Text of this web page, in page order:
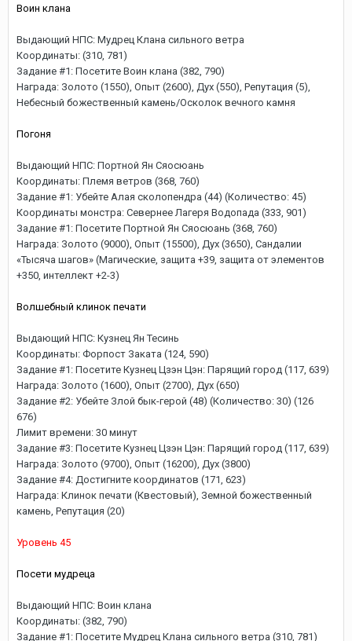
Воин клана
Выдающий НПС: Мудрец Клана сильного ветра
Координаты: (310, 781)
Задание #1: Посетите Воин клана (382, 790)
Награда: Золото (1550), Опыт (2600), Дух (550), Репутация (5),
Небесный божественный камень/Осколок вечного камня
Погоня
Выдающий НПС: Портной Ян Сяосюань
Координаты: Племя ветров (368, 760)
Задание #1: Убейте Алая сколопендра (44) (Количество: 45)
Координаты монстра: Севернее Лагеря Водопада (333, 901)
Задание #1: Посетите Портной Ян Сяосюань (368, 760)
Награда: Золото (9000), Опыт (15500), Дух (3650), Сандалии
«Тысяча шагов» (Магические, защита +39, защита от элементов
+350, интеллект +2-3)
Волшебный клинок печати
Выдающий НПС: Кузнец Ян Тесинь
Координаты: Форпост Заката (124, 590)
Задание #1: Посетите Кузнец Цзэн Цэн: Парящий город (117, 639)
Награда: Золото (1600), Опыт (2700), Дух (650)
Задание #2: Убейте Злой бык-герой (48) (Количество: 30) (126
676)
Лимит времени: 30 минут
Задание #3: Посетите Кузнец Цзэн Цэн: Парящий город (117, 639)
Награда: Золото (9700), Опыт (16200), Дух (3800)
Задание #4: Достигните координатов (171, 623)
Награда: Клинок печати (Квестовый), Земной божественный
камень, Репутация (20)
Уровень 45
Посети мудреца
Выдающий НПС: Воин клана
Координаты: (382, 790)
Задание #1: Посетите Мудрец Клана сильного ветра (310, 781)